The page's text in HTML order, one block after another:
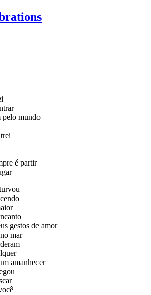
pelo mundo
é partir
gestos de amor
mar
amanhecer